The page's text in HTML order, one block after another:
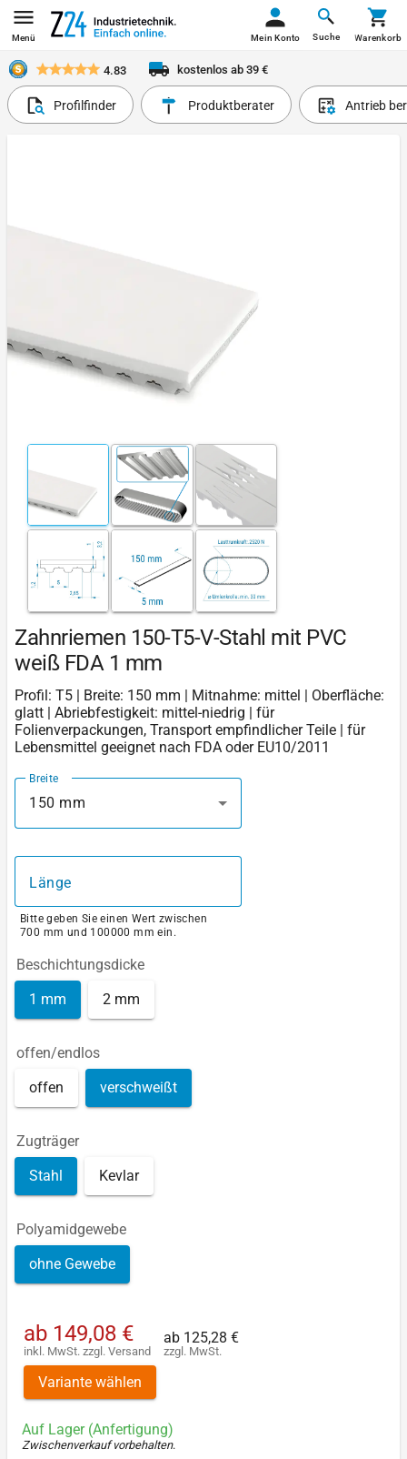
Menü Suche
Mein Konto Warenkorb
4.83 kostenlos ab 39 €
Profilfinder Produktberater Antrieb
Zahnriemen 150-T5-V-Stahl mit PVC
weiß FDA 1 mm
Profil: T5 | Breite: 150 mm | Mitnahme: mittel | Oberfläche:
glatt | Abriebfestigkeit: mittel-niedrig | für
Folienverpackungen, Transport empfindlicher Teile | für
Lebensmittel geeignet nach FDA oder EU10/2011
Breite
150 mm
Länge
Bitte geben Sie einen Wert zwischen
700 mm und 100000 mm ein.
Beschichtungsdicke
1 mm 2 mm
offen/endlos
offen verschweißt
Zugträger
Stahl Kevlar
Polyamidgewebe
ohne Gewebe
ab 149,08 €
inkl. MwSt. zzgl. Versand
ab 125,28 €
zzgl. MwSt.
Variante wählen
Auf Lager (Anfertigung)
Zwischenverkauf vorbehalten.